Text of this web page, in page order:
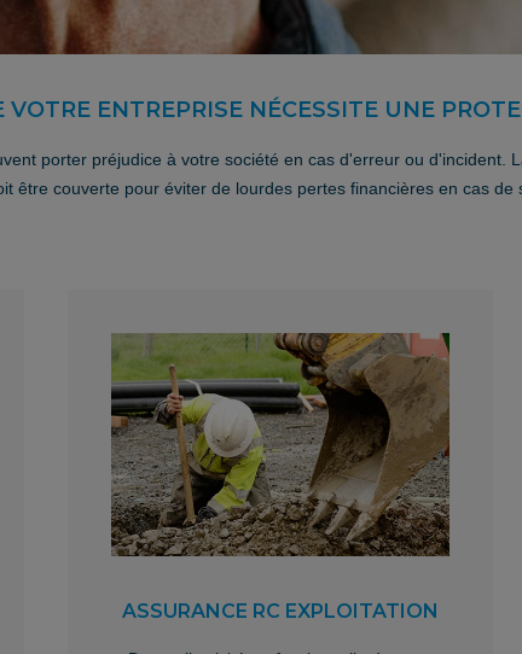
VOTRE ENTREPRISE NÉCESSITE UNE
porter préjudice à votre société en cas d'erreur ou d'incident.
être couverte pour éviter de lourdes pertes financières en cas de
ASSURANCE RC EXPLOITATION